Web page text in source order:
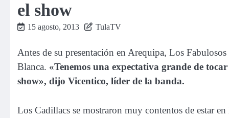
el show
15 agosto, 2013 TulaTV
Antes de su presentación en Arequipa, Los
Blanca. «Tenemos una expectativa grande de
show», dijo Vicentico, líder de la banda.
Los Cadillacs se mostraron muy contentos de estar